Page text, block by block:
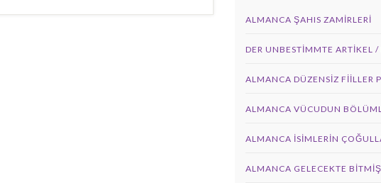
ALMANCA ŞAHIS ZAMIRLERI
DER UNBESTIMMTE ARTIKEL
ALMANCA DÜZENSIZ FIILLER
ALMANCA VÜCUDUN
ALMANCA İSIMLERIN
ALMANCA GELECEKTE